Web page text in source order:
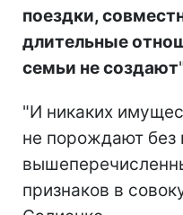
поездки,
длительные
семьи не создают
"И никаких
не порождают без
признаков в